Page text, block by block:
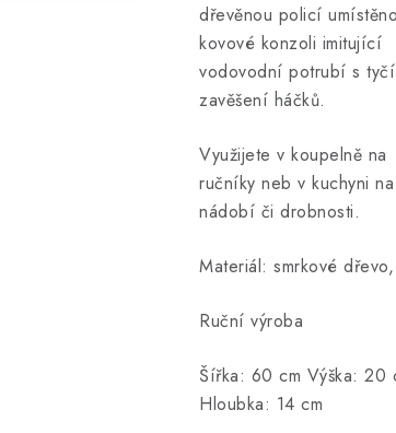
dřevěnou policí
kovové konzoli imitující
vodovodní potrubí s
zavěšení háčků.
Využijete v koupelně na
ručníky neb v kuchyni na
nádobí či drobnosti.
Materiál: smrkové
Ruční výroba
Šířka: 60 cm Výška: 20
Hloubka: 14 cm